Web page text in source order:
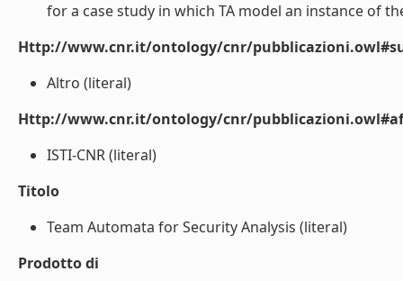
for a case study in which TA model an instance of
Http://www.cnr.it/ontology/cnr/
Altro (literal)
Http://www.cnr.it/ontology/cnr/
ISTI-CNR (literal)
Titolo
Team Automata for Security Analysis (literal)
Prodotto di